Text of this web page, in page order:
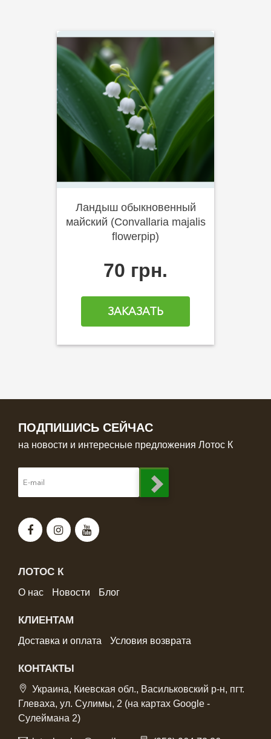
Ландыш обыкновенный
майский (Convallaria majalis
flowerpip)
70 грн.
ЗАКАЗАТЬ
ПОДПИШИСЬ СЕЙЧАС
на новости и интересные предложения Лотос К
ЛОТОС К
О нас Новости Блог
КЛИЕНТАМ
Доставка и оплата Условия возврата
КОНТАКТЫ
Украина, Киевская обл., Васильковский р-н, пгт.
Глеваха, ул. Сулимы, 2 (на картах Google -
Сулеймана 2)